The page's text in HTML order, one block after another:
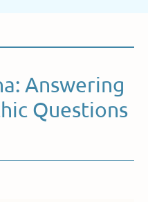
Answering
Questions